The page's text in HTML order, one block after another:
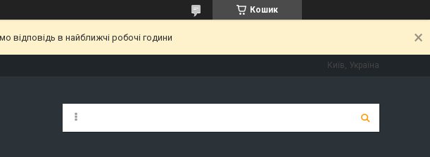
Кошик
відповідь в найближчі робочі години
Київ, Україна